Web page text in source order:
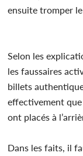
ensuite tromper
Selon les
les faussaires
billets
effectivement
ont placés à
Dans les faits, il